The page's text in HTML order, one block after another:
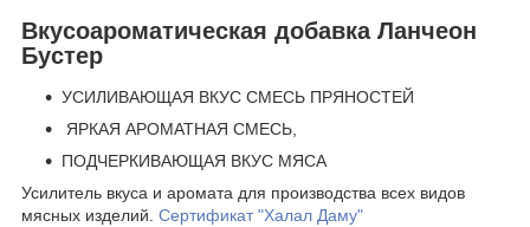
Вкусоароматическая добавка Ланчеон
Бустер
УСИЛИВАЮЩАЯ ВКУС СМЕСЬ ПРЯНОСТЕЙ
ЯРКАЯ АРОМАТНАЯ СМЕСЬ,
ПОДЧЕРКИВАЮЩАЯ ВКУС МЯСА
Усилитель вкуса и аромата для производства всех видов
мясных изделий. Сертификат "Халал Даму"